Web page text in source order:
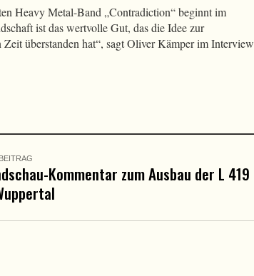
Heavy Metal-Band „Contradiction“ beginnt im
ist das wertvolle Gut, das die Idee zur
überstanden hat“, sagt Oliver Kämper im Interview
Kommentar zum Ausbau der L 419